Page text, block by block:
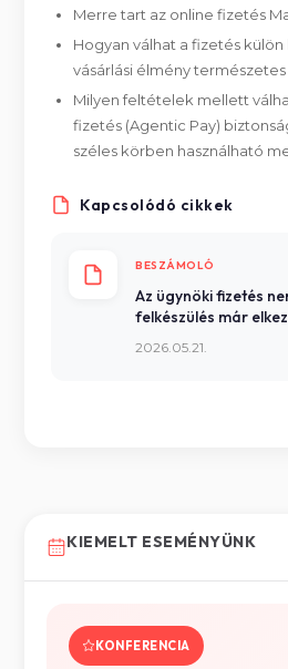
Merre tart az online fizetés
Hogyan válhat a fizetés
vásárlási élmény
Milyen feltételek mellett
fizetés (Agentic Pay)
széles körben használható
Kapcsolódó cikkek
BESZÁMOLÓ
Az ügynöki fizetés
felkészülés már
2026.05.21.
KIEMELT ESEMÉNYÜNK
KONFERENCIA